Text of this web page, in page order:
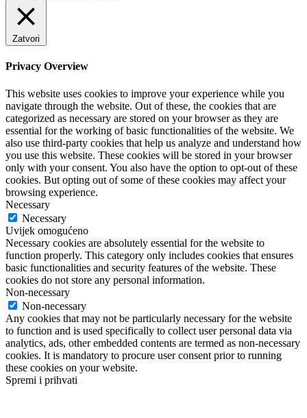
Zatvori
Privacy Overview
This website uses cookies to improve your experience while you
navigate through the website. Out of these, the cookies that are
categorized as necessary are stored on your browser as they are
essential for the working of basic functionalities of the website. We
also use third-party cookies that help us analyze and understand how
you use this website. These cookies will be stored in your browser
only with your consent. You also have the option to opt-out of these
cookies. But opting out of some of these cookies may affect your
browsing experience.
Necessary
Necessary
Uvijek omogućeno
Necessary cookies are absolutely essential for the website to
function properly. This category only includes cookies that ensures
basic functionalities and security features of the website. These
cookies do not store any personal information.
Non-necessary
Non-necessary
Any cookies that may not be particularly necessary for the website
to function and is used specifically to collect user personal data via
analytics, ads, other embedded contents are termed as non-necessary
cookies. It is mandatory to procure user consent prior to running
these cookies on your website.
Spremi i prihvati